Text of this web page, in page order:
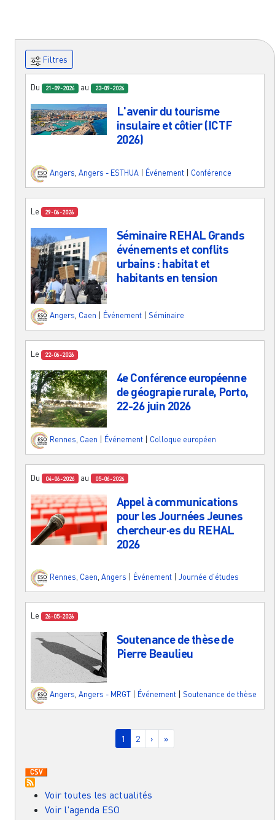
Filtres
Du 21-09-2026 au 23-09-2026
L'avenir du tourisme
insulaire et côtier (ICTF
2026)
Angers Angers - ESTHUA Événement Conférence
Le 29-06-2026
Séminaire REHAL Grands
événements et conflits
urbains : habitat et
habitants en tension
Angers, Caen Événement Séminaire
Le 22-06-2026
4e Conférence européenne
de géograpie rurale, Porto,
22-26 juin 2026
Rennes Caen Événement Colloque européen
Du 04-06-2026 au 05-06-2026
Appel à communications
pour les Journées Jeunes
chercheur·es du REHAL
2026
Rennes Caen Angers Événement Journée d'études
Le 26-05-2026
Soutenance de thèse de
Pierre Beaulieu
Angers Angers - MRGT Événement Soutenance de thèse
Page courante
1 Page
2 Page suivante
› Dernière page
»
Voir toutes les actualités
Voir l'agenda ESO